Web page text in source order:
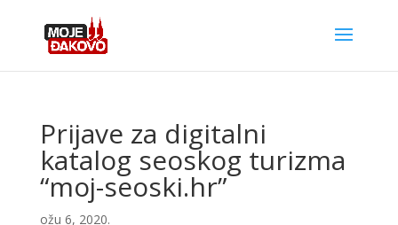
Prijave za digitalni
katalog seoskog turizma
“moj-seoski.hr”
ožu 6, 2020.